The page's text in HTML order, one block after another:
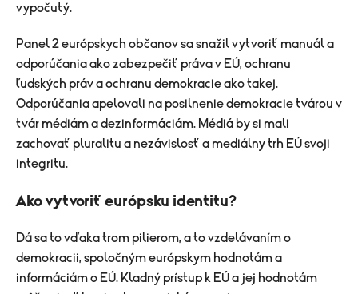
vypočutý.
Panel 2 európskych občanov sa snažil vytvoriť manuál a
odporúčania ako zabezpečiť práva v EÚ, ochranu
ľudských práv a ochranu demokracie ako takej.
Odporúčania apelovali na posilnenie demokracie tvárou v
tvár médiám a dezinformáciám. Médiá by si mali
zachovať pluralitu a nezávislosť a mediálny trh EÚ svoji
integritu.
Ako vytvoriť európsku identitu?
Dá sa to vďaka trom pilierom, a to vzdelávaním o
demokracii, spoločným európskym hodnotám a
informáciám o EÚ. Kladný prístup k EÚ a jej hodnotám